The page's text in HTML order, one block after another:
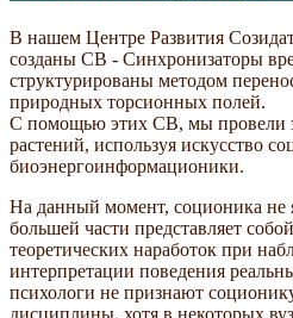
В нашем Центре Развития
созданы СВ - Синхронизаторы
структурированы методом
природных торсионных полей.
С помощью этих СВ, мы провели
растений, используя искусство
биоэнергоинформационики.
На данный момент, соционика не
большей части представляет
теоретических наработок при
интерпретации поведения
психологи не признают
дисциплины, хотя в некоторых